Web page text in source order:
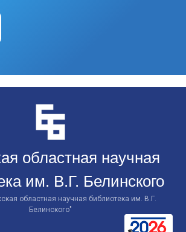
областная научная
им. В.Г. Белинского
областная научная библиотека им. В.Г.
Белинского"